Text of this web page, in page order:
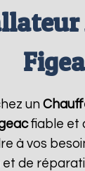
un
fiable et
à vos
et de